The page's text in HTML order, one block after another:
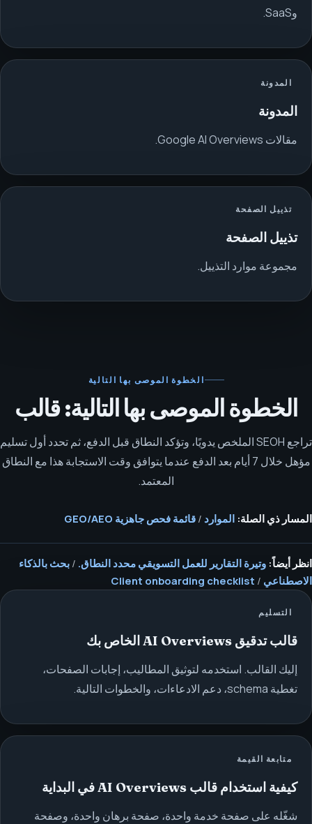
وSaaS.
المدونة
المدونة
مقالات Google AI Overviews.
تذييل الصفحة
تذييل الصفحة
مجموعة موارد التذييل.
الخطوة الموصى بها التالية
الخطوة الموصى بها التالية: قالب
تراجع SEOH الملخص يدويًا، وتؤكد النطاق قبل الدفع، ثم تحدد أول تسليم
مؤهل خلال 7 أيام بعد الدفع عندما يتوافق وقت الاستجابة هذا مع النطاق
المعتمد.
المسار ذي الصلة: الموارد / قائمة فحص جاهزية GEO/AEO
انظر أيضاً: وتيرة التقارير للعمل التسويقي محدد النطاق. / بحث بالذكاء
الاصطناعي /
Client onboarding checklist
التسليم
قالب تدقيق AI Overviews الخاص بك
إليك القالب. استخدمه لتوثيق المطاليب، إجابات الصفحات،
تغطية schema، دعم الادعاءات، والخطوات التالية.
متابعة القيمة
كيفية استخدام قالب AI Overviews في البداية
شغّله على صفحة خدمة واحدة، صفحة برهان واحدة، وصفحة